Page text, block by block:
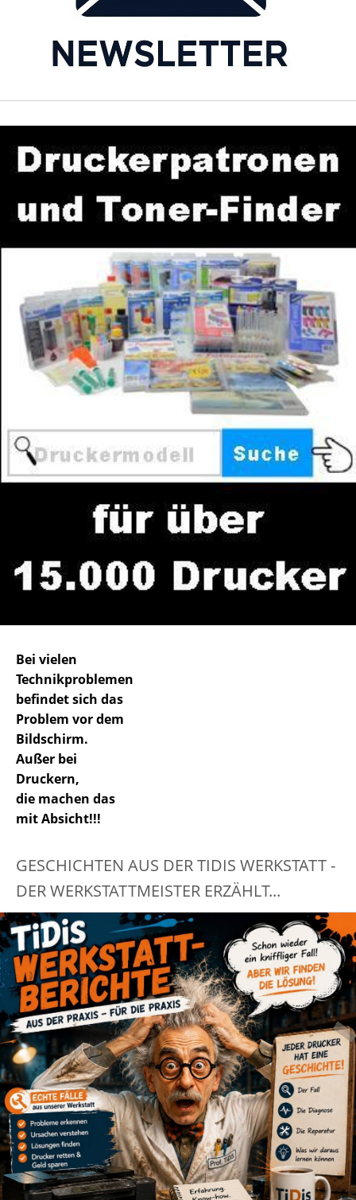
Bei vielen
Technikproblemen
befindet sich das
Problem vor dem
Bildschirm.
Außer bei
Druckern,
die machen das
mit Absicht!!!
GESCHICHTEN AUS DER TIDIS WERKSTATT -
DER WERKSTATTMEISTER ERZÄHLT...